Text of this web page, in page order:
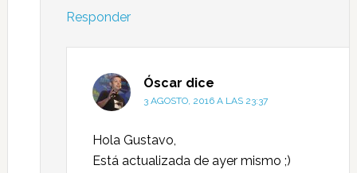
Responder
Óscar dice
3 AGOSTO, 2016 A LAS 23:37
Hola Gustavo,
Está actualizada de ayer mismo ;)